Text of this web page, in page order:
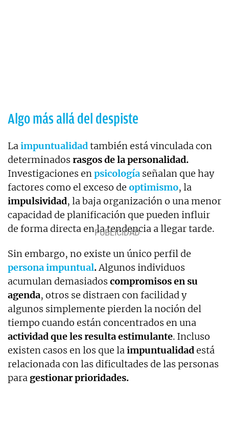
Algo más allá del despiste
Laimpuntualidadtambién está vinculada con
determinados rasgos de la personalidad.
Investigaciones enpsicología señalan que hay
factores como el exceso de optimismo, la
impulsividad, la baja organización o una menor
capacidad de planificación que pueden influir
de forma directa en la tendencia a llegar tarde.
Sin embargo, no existe un único perfil de
persona impuntual.Algunos individuos
acumulan demasiados compromisos en su
agenda, otros se distraen con facilidad y
algunos simplemente pierden la noción del
tiempo cuando están concentrados en una
actividad que les resulta estimulante. Incluso
existen casos en los que laimpuntualidadestá
relacionada con las dificultades de las personas
para gestionar prioridades.